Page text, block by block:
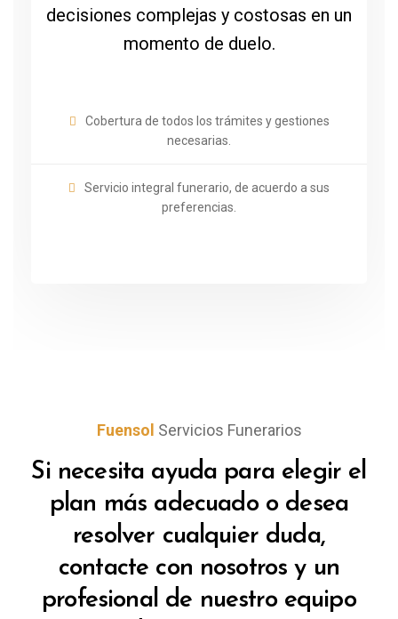
decisiones complejas y costosas en un
momento de duelo.
Cobertura de todos los trámites y gestiones
necesarias.
Servicio integral funerario, de acuerdo a sus
preferencias.
Fuensol Servicios Funerarios
Si necesita ayuda para elegir el
plan más adecuado o desea
resolver cualquier duda,
contacte con nosotros y un
profesional de nuestro equipo